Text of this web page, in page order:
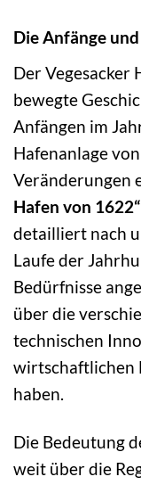
Die Anfänge
Der Vegesacker
bewegte
Anfängen im
Hafenanlage
Veränderungen
Hafen von 1622“
detailliert nach
Laufe der
Bedürfnisse
über die
technischen
wirtschaftlichen
haben.
Die Bedeutung
weit über die